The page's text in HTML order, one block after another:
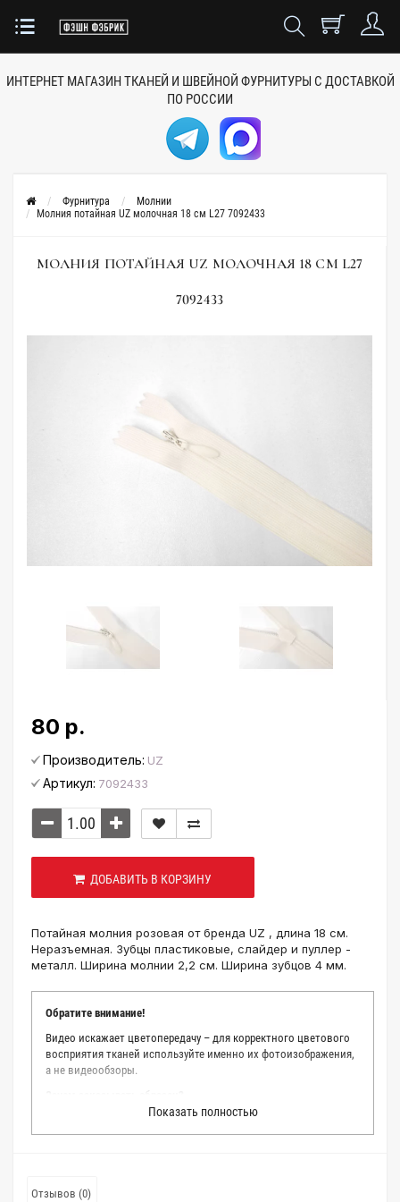
ИНТЕРНЕТ МАГАЗИН ТКАНЕЙ И ШВЕЙНОЙ ФУРНИТУРЫ С ДОСТАВКОЙ
ПО РОССИИ
Фурнитура
Молнии
Молния потайная UZ молочная 18 см L27 7092433
МОЛНИЯ ПОТАЙНАЯ UZ МОЛОЧНАЯ 18 СМ L27
7092433
80 р.
Производитель: UZ
Артикул: 7092433
ДОБАВИТЬ В КОРЗИНУ
Потайная молния розовая от бренда UZ , длина 18 см.
Неразъемная. Зубцы пластиковые, слайдер и пуллер -
металл. Ширина молнии 2,2 см. Ширина зубцов 4 мм.
Обратите внимание!
Видео искажает цветопередачу – для корректного цветового
восприятия тканей используйте именно их фотоизображения,
а не видеообзоры.
Мы делаем все возможное, чтобы точно описать цвет каждой
ткани из нашего каталога. Мы осматриваем и фотографируем
Показать полностью
Отзывов (0)